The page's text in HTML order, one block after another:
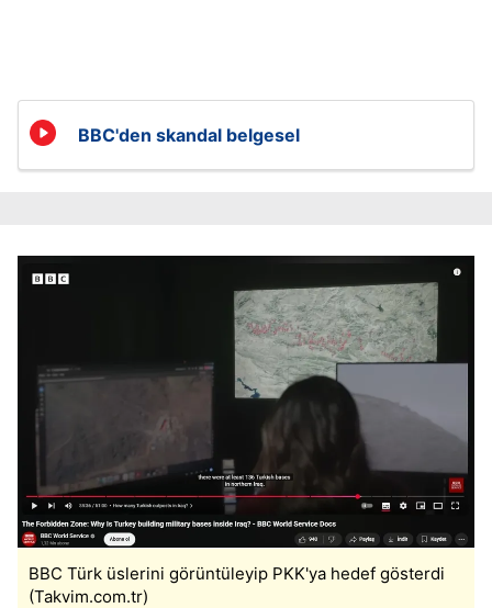
BBC'den skandal belgesel
BBC Türk üslerini görüntüleyip PKK'ya hedef gösterdi
(Takvim.com.tr)